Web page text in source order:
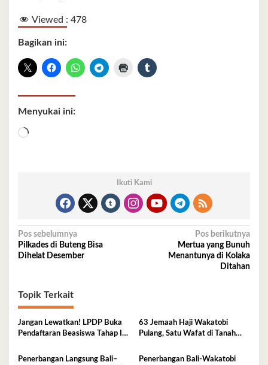
Viewed : 478
Bagikan ini:
Menyukai ini:
Memuat...
Ikuti Kami
Navigasi
pos
Pos sebelumnya
Pilkades di Buteng Bisa
Dihelat Desember
Pos berikutnya
Mertua yang Bunuh
Menantunya di Kolaka
Ditahan
Topik Terkait
Jangan Lewatkan! LPDP Buka
Pendaftaran Beasiswa Tahap II
63 Jemaah Haji Wakatobi
Pulang, Satu Wafat di Tanah
Penerbangan Langsung Bali–
Penerbangan Bali-Wakatobi